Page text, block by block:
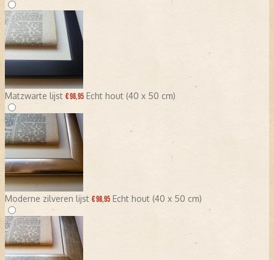
Matzwarte lijst € 98,95 Echt hout (40 x 50 cm)
Moderne zilveren lijst € 98,95 Echt hout (40 x 50 cm)